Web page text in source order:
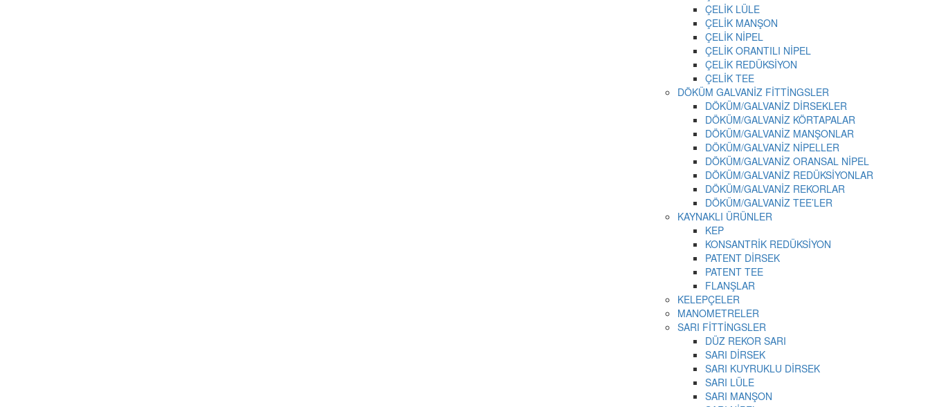
ÇELİK LÜLE
ÇELİK MANŞON
ÇELİK NİPEL
ÇELİK ORANTILI NİPEL
ÇELİK REDÜKSİYON
ÇELİK TEE
DÖKÜM GALVANİZ FİTTİNGSLER
DÖKÜM/GALVANİZ DİRSEKLER
DÖKÜM/GALVANİZ KÖRTAPALAR
DÖKÜM/GALVANİZ MANŞONLAR
DÖKÜM/GALVANİZ NİPELLER
DÖKÜM/GALVANİZ ORANSAL NİPEL
DÖKÜM/GALVANİZ REDÜKSİYONLAR
DÖKÜM/GALVANİZ REKORLAR
DÖKÜM/GALVANİZ TEE’LER
KAYNAKLI ÜRÜNLER
KEP
KONSANTRİK REDÜKSİYON
PATENT DİRSEK
PATENT TEE
FLANŞLAR
KELEPÇELER
MANOMETRELER
SARI FİTTİNGSLER
DÜZ REKOR SARI
SARI DİRSEK
SARI KUYRUKLU DİRSEK
SARI LÜLE
SARI MANŞON